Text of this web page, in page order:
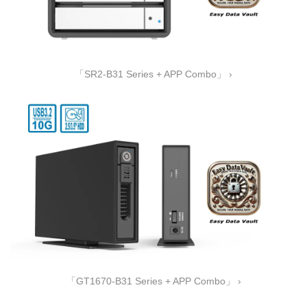
「SR2-B31 Series + APP Combo」 ›
「GT1670-B31 Series + APP Combo」 ›